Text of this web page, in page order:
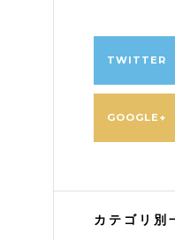
TWITTER
GOOGLE+
カテゴリ別